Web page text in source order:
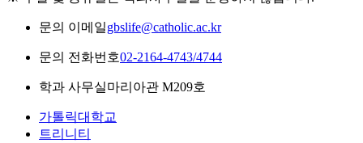
문의 이메일gbslife@catholic.ac.kr
문의 전화번호02-2164-4743/4744
학과 사무실마리아관 M209호
가톨릭대학교
트리니티